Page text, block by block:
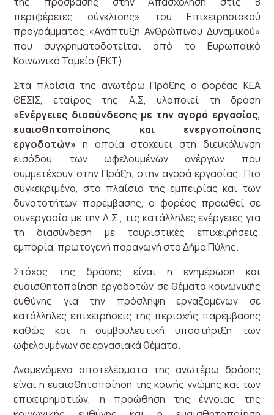
περιφέρειες σύγκλισης» του Επιχειρησιακού
προγράμματος «Ανάπτυξη Ανθρώπινου Δυναμικού»
που συγχρηματοδοτείται από το Ευρωπαϊκό
Κοινωνικό Ταμείο (ΕΚΤ).
Στα πλαίσια της ανωτέρω Πράξης ο φορέας ΚΕΑ
ΘΕΣΙΣ, εταίρος της Α.Σ, υλοποιεί τη δράση
«Ενέργειες διασύνδεσης με την αγορά εργασίας,
ευαισθητοποίησης και ενεργοποίησης
εργοδοτών» η οποία στοχεύει στη διευκόλυνση
εισόδου των ωφελουμένων ανέργων που
συμμετέχουν στην Πράξη, στην αγορά εργασίας. Πιο
συγκεκριμένα, στα πλαίσια της εμπειρίας και των
δυνατοτήτων παρέμβασης, ο φορέας προωθεί σε
συνεργασία με την Α.Σ., τις κατάλληλες ενέργειες για
τη διασύνδεση με τουριστικές επιχειρήσεις,
εμπορία, πρωτογενή παραγωγή στο Δήμο Πύλης.
Στόχος της δράσης είναι η ενημέρωση και
ευαισθητοποίηση εργοδοτών σε θέματα κοινωνικής
ευθύνης για την πρόσληψη εργαζομένων σε
κατάλληλες επιχειρήσεις της περιοχής παρέμβασης
καθώς και η συμβουλευτική υποστήριξη των
ωφελουμένων σε εργασιακά θέματα.
Αναμενόμενα αποτελέσματα της ανωτέρω δράσης
είναι η ευαισθητοποίηση της κοινής γνώμης και των
επιχειρηματιών, η προώθηση της έννοιας της